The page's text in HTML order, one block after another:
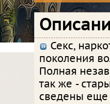
Секс,
поколения
Полная
так же -
сведены